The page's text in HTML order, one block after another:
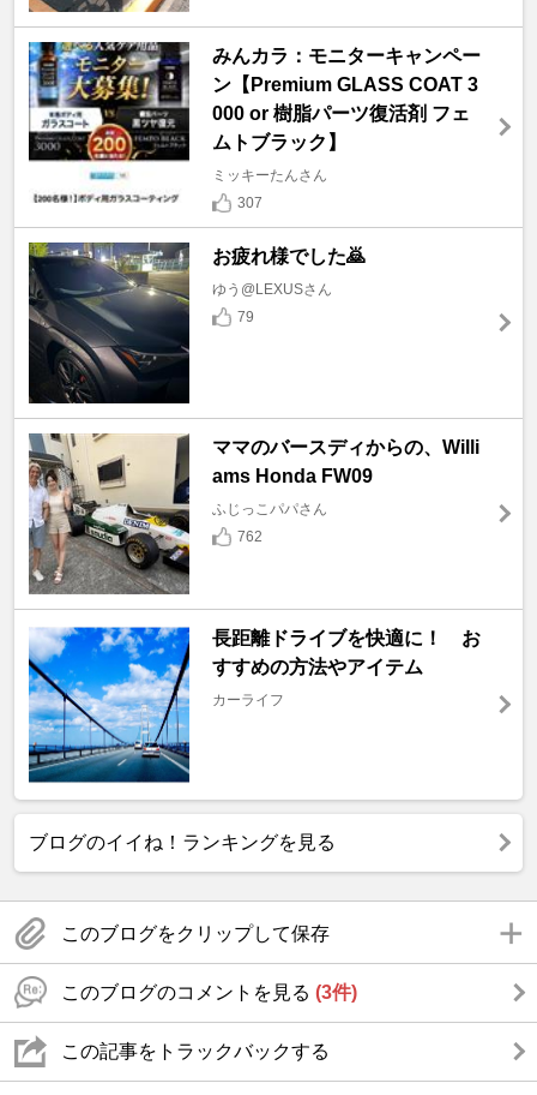
みんカラ：モニターキャンペー
ン【Premium GLASS COAT 3
000 or 樹脂パーツ復活剤 フェ
ムトブラック】
ミッキーたんさん
307
お疲れ様でした🙇
ゆう@LEXUSさん
79
ママのバースディからの、Willi
ams Honda FW09
ふじっこパパさん
762
長距離ドライブを快適に！ お
すすめの方法やアイテム
カーライフ
ブログのイイね！ランキングを見る
このブログをクリップして保存
このブログのコメントを見る (3件)
この記事をトラックバックする